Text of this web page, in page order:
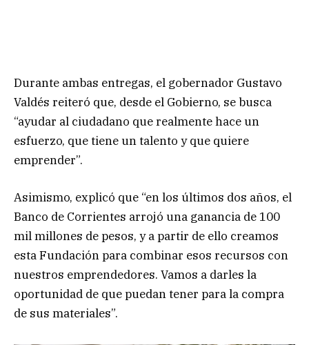
Durante ambas entregas, el gobernador Gustavo
Valdés reiteró que, desde el Gobierno, se busca
“ayudar al ciudadano que realmente hace un
esfuerzo, que tiene un talento y que quiere
emprender”.
Asimismo, explicó que “en los últimos dos años, el
Banco de Corrientes arrojó una ganancia de 100
mil millones de pesos, y a partir de ello creamos
esta Fundación para combinar esos recursos con
nuestros emprendedores. Vamos a darles la
oportunidad de que puedan tener para la compra
de sus materiales”.